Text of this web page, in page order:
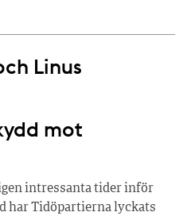
Linus
mot
intressanta tider inför
har Tidöpartierna lyckats